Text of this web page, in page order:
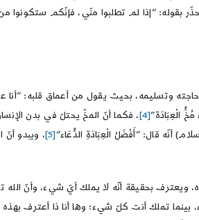
بقوله: “إذا لم تطلبوا منّي، فإنّكم ستكونوا
وتسليمه، بحيث يقول من أعماق قلبه:
الْعِبَادَة”[4]
، فكما أنّ المخّ يحتلّ في بدن
أنّه قال: “أَفْضَلُ الْعِبَادَةِ الدُّعَاء”[5]
، ويبدو أنّ
ويعترف بحقيقة أنّه لا يملك أيّ شيء، وأنّ
بينما تملك أنت كلّ شيء؛ وها أنا ذا أعترف